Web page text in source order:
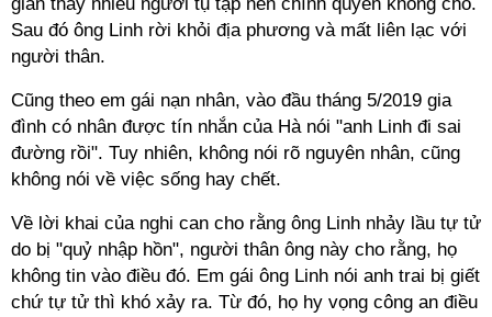
Sau đó ông Linh rời khỏi địa phương và mất liên lạc với
người thân.
Cũng theo em gái nạn nhân, vào đầu tháng 5/2019 gia
đình có nhân được tín nhắn của Hà nói "anh Linh đi sai
đường rồi". Tuy nhiên, không nói rõ nguyên nhân, cũng
không nói về việc sống hay chết.
Về lời khai của nghi can cho rằng ông Linh nhảy lầu tự tử
do bị "quỷ nhập hồn", người thân ông này cho rằng, họ
không tin vào điều đó. Em gái ông Linh nói anh trai bị giết
chứ tự tử thì khó xảy ra. Từ đó, họ hy vọng công an điều